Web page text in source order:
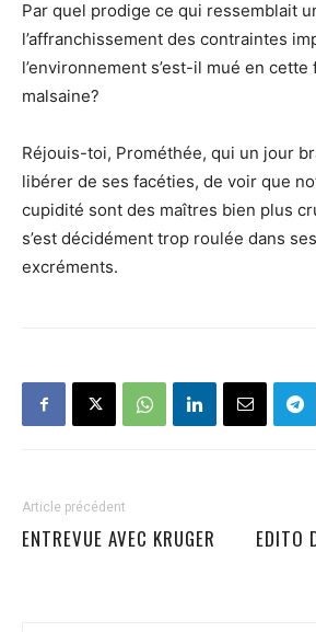
Par quel prodige ce qui ressemblait
l’affranchissement des contraintes
l’environnement s’est-il mué en
malsaine?
Réjouis-toi, Prométhée, qui un jour
libérer de ses facéties, de voir que
cupidité sont des maîtres bien plus
s’est décidément trop roulée dans
excréments.
Article précédent
ENTREVUE AVEC KRUGER
EDITO